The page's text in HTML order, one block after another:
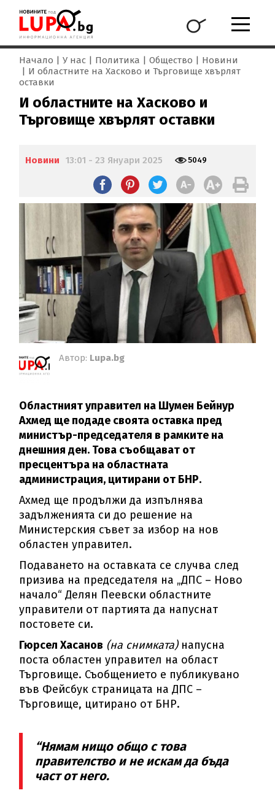
Начало У нас Политика Общество
Новини
И областните на Хасково и Търговище хвърлят
оставки
И областните на Хасково и
Търговище хвърлят оставки
Новини 13:01 - 23 Януари 2025 5049
Автор: Lupa.bg
Областният управител на Шумен Бейнур
Ахмед ще подаде своята оставка пред
министър-председателя в рамките на
днешния ден. Това съобщават от
пресцентъра на областната
администрация, цитирани от БНР.
Ахмед ще продължи да изпълнява
задълженията си до решение на
Министерския съвет за избор на нов
областен управител.
Подаването на оставката се случва след
призива на председателя на „ДПС – Ново
начало“ Делян Пеевски областните
управители от партията да напуснат
постовете си.
Гюрсел Хасанов (на снимката)напусна
поста областен управител на област
Търговище. Съобщението е публикувано
във Фейсбук страницата на ДПС –
Търговище, цитирано от БНР.
“Нямам нищо общо с това
правителство и не искам да бъда
част от него.